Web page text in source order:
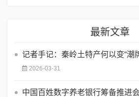
最新文章
记者手记：秦岭土特产何以变“潮
2026-03-31
中国百姓数字养老银行筹备推进